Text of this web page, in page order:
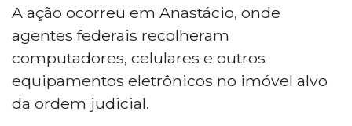
busca e apreensão em Anastácio, Mato
Grosso do Sul, durante a Operação Aeges
2, que investiga crimes de abuso sexual
de crianças e adolescentes pela internet.
Computadores e celulares foram
recolhidos para perícia. Denúncias podem
A ação ocorreu em Anastácio, onde
agentes federais recolheram
computadores, celulares e outros
equipamentos eletrônicos no imóvel alvo
da ordem judicial.